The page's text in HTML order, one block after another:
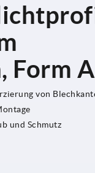
Form A
von
und Schmutz